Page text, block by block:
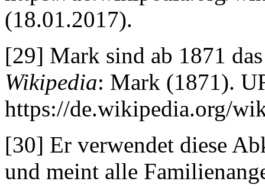
(18.01.2017).
[29] Mark sind ab 1871
Wikipedia: Mark (1871).
https://de.wikipedia.org/
[30] Er verwendet diese
und meint alle